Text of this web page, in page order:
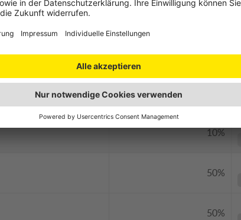
50%
10%
50%
50%